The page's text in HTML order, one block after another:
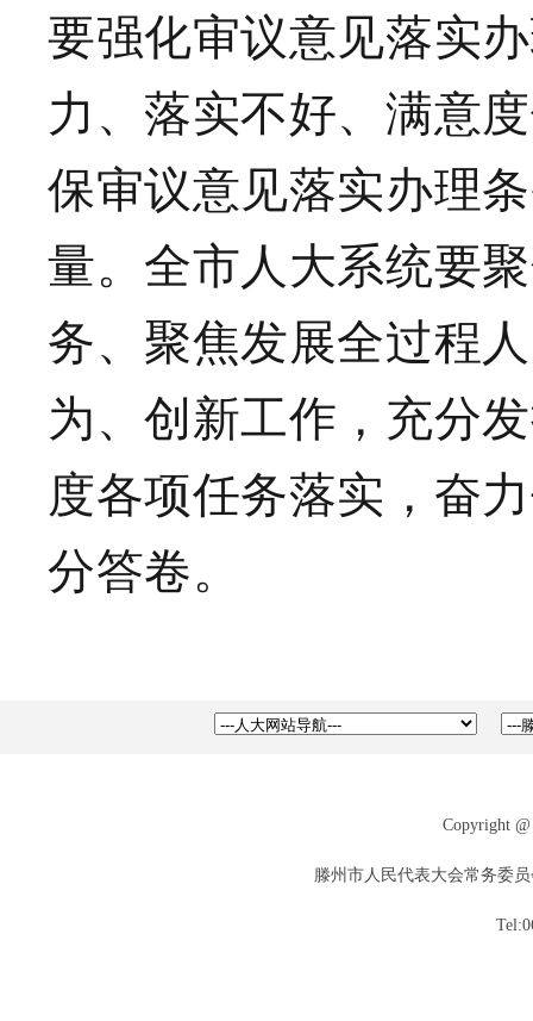
要强化审议意见落实
力、落实不好、满意
保审议意见落实办理
量。全市人大系统要
务、聚焦发展全过程
为、创新工作，充分
度各项任务落实，奋
分答卷。
Copyright
滕州市人民代表大会常务委